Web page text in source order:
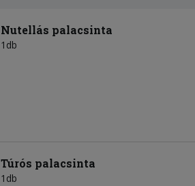
Nutellás palacsinta
1db
Túrós palacsinta
1db